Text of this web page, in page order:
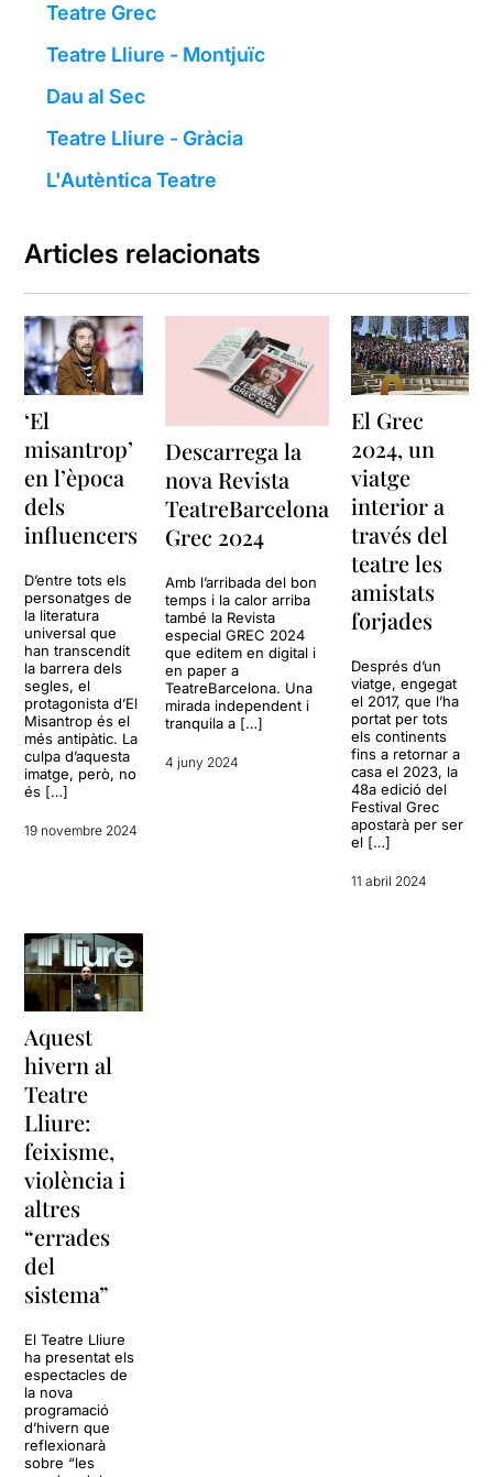
Teatre Grec
Teatre Lliure - Montjuïc
Dau al Sec
Teatre Lliure - Gràcia
L'Autèntica Teatre
Articles relacionats
‘El
misantrop’
en l’època
dels
influencers
D’entre tots els
personatges de
la literatura
universal que
han transcendit
la barrera dels
segles, el
protagonista d’El
Misantrop és el
més antipàtic. La
culpa d’aquesta
imatge, però, no
és […]
19 novembre 2024
Descarrega la
nova Revista
TeatreBarcelona
Grec 2024
Amb l’arribada del bon
temps i la calor arriba
també la Revista
especial GREC 2024
que editem en digital i
en paper a
TeatreBarcelona. Una
mirada independent i
tranquila a […]
4 juny 2024
El Grec
2024, un
viatge
interior a
través del
teatre les
amistats
forjades
Després d’un
viatge, engegat
el 2017, que l’ha
portat per tots
els continents
fins a retornar a
casa el 2023, la
48a edició del
Festival Grec
apostarà per ser
el […]
11 abril 2024
Aquest
hivern al
Teatre
Lliure:
feixisme,
violència i
altres
“errades
del
sistema”
El Teatre Lliure
ha presentat els
espectacles de
la nova
programació
d’hivern que
reflexionarà
sobre “les